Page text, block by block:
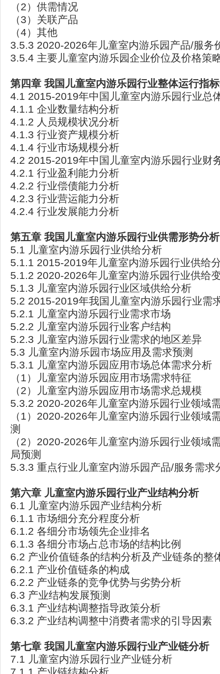
（2）供需情况
（3）关联产品
（4）其他
3.5.3 2020-2026年儿童室内游乐园产品/服务
3.5.4 主要儿童室内游乐园企业价位及价格策
第四章 我国儿童室内游乐园行业整体运行指
4.1 2015-2019年中国儿童室内游乐园行业总
4.1.1 企业数量结构分析
4.1.2 人员规模状况分析
4.1.3 行业资产规模分析
4.1.4 行业市场规模分析
4.2 2015-2019年中国儿童室内游乐园行业财
4.2.1 行业盈利能力分析
4.2.2 行业偿债能力分析
4.2.3 行业营运能力分析
4.2.4 行业发展能力分析
第五章 我国儿童室内游乐园行业供需形势分析
5.1 儿童室内游乐园行业供给分析
5.1.1 2015-2019年儿童室内游乐园行业供给
5.1.2 2020-2026年儿童室内游乐园行业供给
5.1.3 儿童室内游乐园行业区域供给分析
5.2 2015-2019年我国儿童室内游乐园行业需
5.2.1 儿童室内游乐园行业需求市场
5.2.2 儿童室内游乐园行业客户结构
5.2.3 儿童室内游乐园行业需求的地区差异
5.3 儿童室内游乐园市场应用及需求预测
5.3.1 儿童室内游乐园应用市场总体需求分析
（1）儿童室内游乐园应用市场需求特征
（2）儿童室内游乐园应用市场需求总规模
5.3.2 2020-2026年儿童室内游乐园行业领域
（1）2020-2026年儿童室内游乐园行业领域
测
（2）2020-2026年儿童室内游乐园行业领域
局预测
5.3.3 重点行业儿童室内游乐园产品/服务需求
第六章 儿童室内游乐园行业产业结构分析
6.1 儿童室内游乐园产业结构分析
6.1.1 市场细分充分程度分析
6.1.2 各细分市场领先企业排名
6.1.3 各细分市场占总市场的结构比例
6.2 产业价值链条的结构分析及产业链条的整
6.2.1 产业价值链条的构成
6.2.2 产业链条的竞争优势与劣势分析
6.3 产业结构发展预测
6.3.1 产业结构调整指导政策分析
6.3.2 产业结构调整中消费者需求的引导因素
第七章 我国儿童室内游乐园行业产业链分析
7.1 儿童室内游乐园行业产业链分析